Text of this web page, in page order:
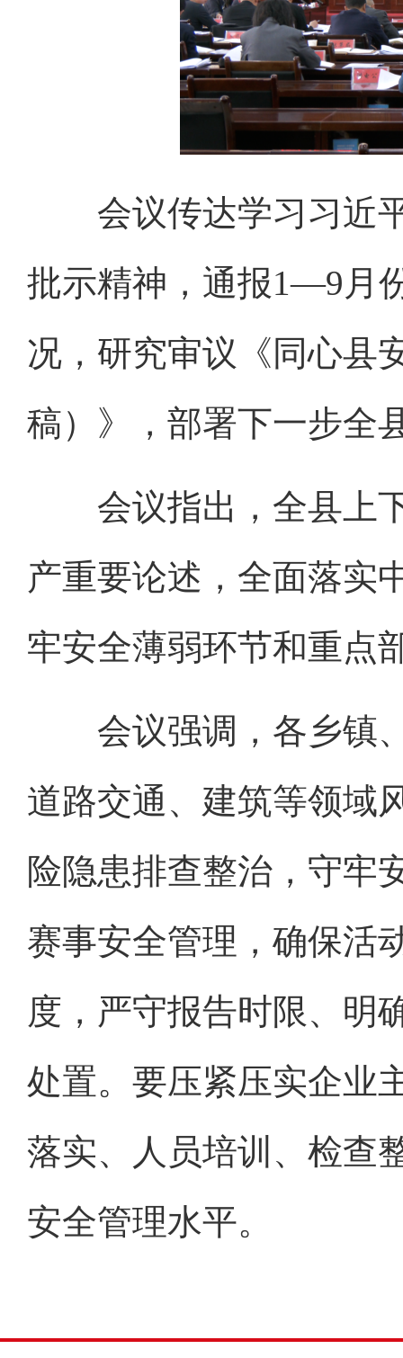
会议传达学习习近平
批示精神，通报1—9月
况，研究审议《同心县
稿）》，部署下一步全
会议指出，全县上下
产重要论述，全面落实
牢安全薄弱环节和重点
会议强调，各乡镇、
道路交通、建筑等领域
险隐患排查整治，守牢
赛事安全管理，确保活
度，严守报告时限、明
处置。要压紧压实企业
落实、人员培训、检查
安全管理水平。